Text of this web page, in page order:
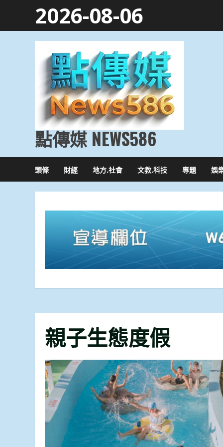
2026-08-06
點傳媒 NEWS586
頭條 財經 地方.社會 文教.科技 專題 娛
親子生態度假